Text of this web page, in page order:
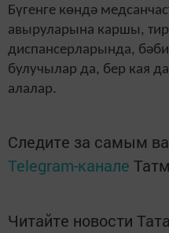
Бүгенге көндә
авыруларына каршы,
диспансерларында,
булучылар да, бер кая
алалар.
Следите за самым
Telegram-канале
Читайте новости